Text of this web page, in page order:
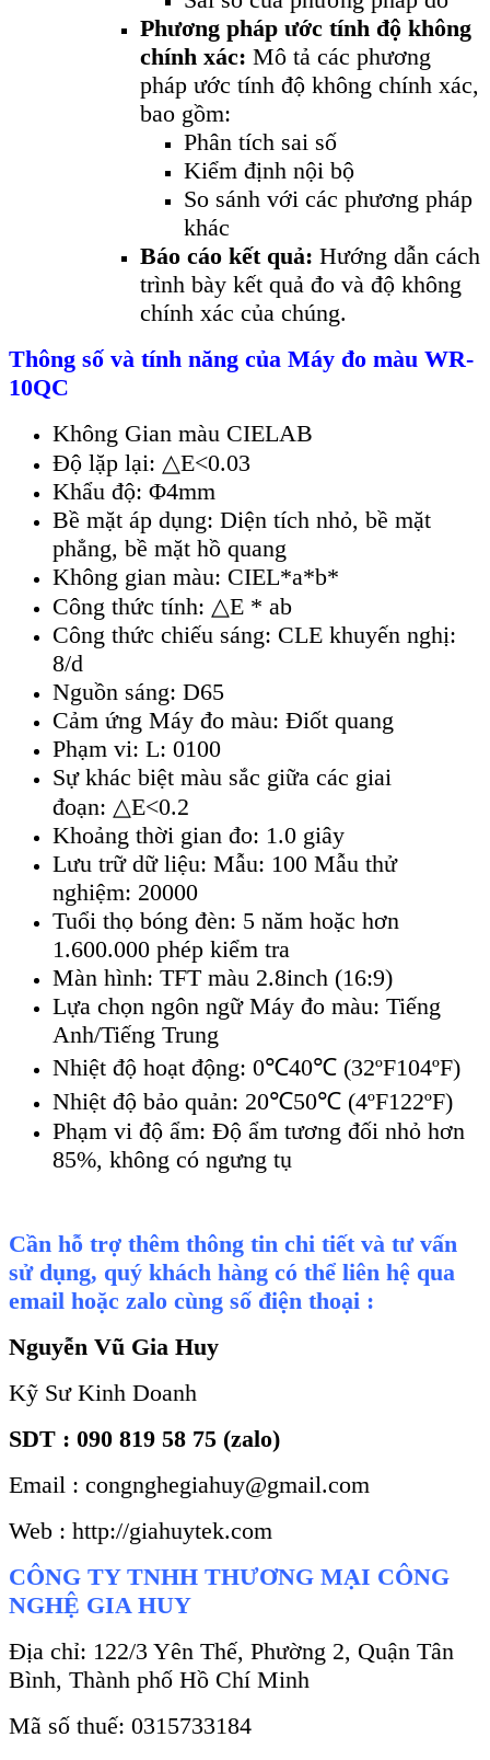
Phương pháp ước tính độ không
chính xác: Mô tả các phương
pháp ước tính độ không chính xác,
bao gồm:
Phân tích sai số
Kiểm định nội bộ
So sánh với các phương pháp
khác
Báo cáo kết quả: Hướng dẫn cách
trình bày kết quả đo và độ không
chính xác của chúng.
Thông số và tính năng của Máy đo màu WR-
10QC
Không Gian màu CIELAB
Độ lặp lại: △E<0.03
Khẩu độ: Φ4mm
Bề mặt áp dụng: Diện tích nhỏ, bề mặt
phẳng, bề mặt hồ quang
Không gian màu: CIEL*a*b*
Công thức tính: △E * ab
Công thức chiếu sáng: CLE khuyến nghị:
8/d
Nguồn sáng: D65
Cảm ứng Máy đo màu: Điốt quang
Phạm vi: L: 0100
Sự khác biệt màu sắc giữa các giai
đoạn: △E<0.2
Khoảng thời gian đo: 1.0 giây
Lưu trữ dữ liệu: Mẫu: 100 Mẫu thử
nghiệm: 20000
Tuổi thọ bóng đèn: 5 năm hoặc hơn
1.600.000 phép kiểm tra
Màn hình: TFT màu 2.8inch (16:9)
Lựa chọn ngôn ngữ Máy đo màu: Tiếng
Anh/Tiếng Trung
Nhiệt độ hoạt động: 0℃40℃ (32ºF104ºF)
Nhiệt độ bảo quản: 20℃50℃ (4ºF122ºF)
Phạm vi độ ẩm: Độ ẩm tương đối nhỏ hơn
85%, không có ngưng tụ
Cần hỗ trợ thêm thông tin chi tiết và tư vấn
sử dụng, quý khách hàng có thể liên hệ qua
email hoặc zalo cùng số điện thoại :
Nguyễn Vũ Gia Huy
Kỹ Sư Kinh Doanh
SDT : 090 819 58 75 (zalo)
Email : congnghegiahuy@gmail.com
Web : http://giahuytek.com
CÔNG TY TNHH THƯƠNG MẠI CÔNG
NGHỆ GIA HUY
Địa chỉ: 122/3 Yên Thế, Phường 2, Quận Tân
Bình, Thành phố Hồ Chí Minh
Mã số thuế: 0315733184